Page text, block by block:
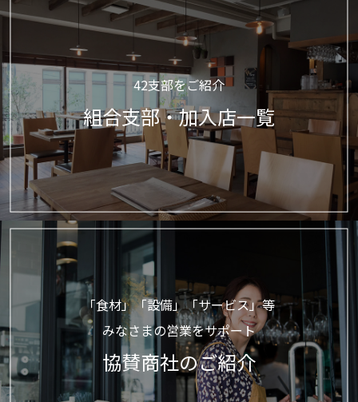
42支部をご紹介
組合支部・加入店一覧
「食材」「設備」「サービス」等
みなさまの営業をサポート
協賛商社のご紹介